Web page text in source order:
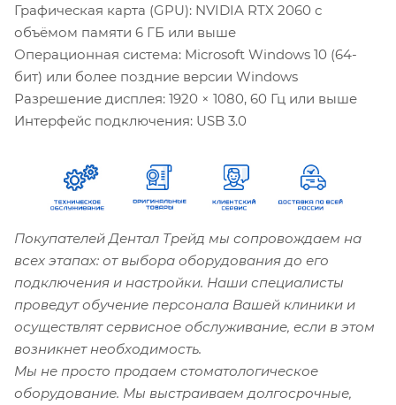
Графическая карта (GPU): NVIDIA RTX 2060 с
объёмом памяти 6 ГБ или выше
Операционная система: Microsoft Windows 10 (64-
бит) или более поздние версии Windows
Разрешение дисплея: 1920 × 1080, 60 Гц или выше
Интерфейс подключения: USB 3.0
Покупателей Дентал Трейд мы сопровождаем на
всех этапах: от выбора оборудования до его
подключения и настройки. Наши специалисты
проведут обучение персонала Вашей клиники и
осуществлят сервисное обслуживание, если в этом
возникнет необходимость.
Мы не просто продаем стоматологическое
оборудование. Мы выстраиваем долгосрочные,